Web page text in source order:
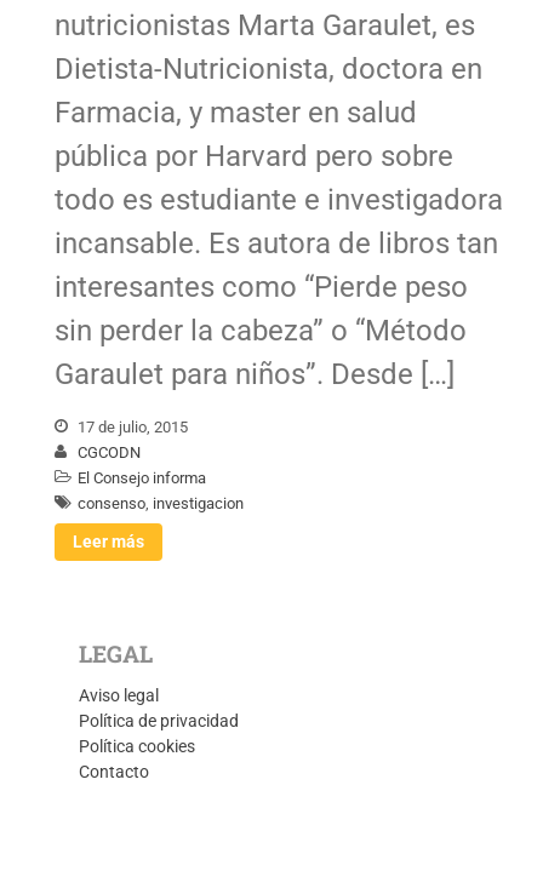
nutricionistas Marta Garaulet, es
Dietista-Nutricionista, doctora en
Farmacia, y master en salud
pública por Harvard pero sobre
todo es estudiante e investigadora
incansable. Es autora de libros tan
interesantes como “Pierde peso
sin perder la cabeza” o “Método
Garaulet para niños”. Desde […]
17 de julio, 2015
CGCODN
El Consejo informa
consenso investigacion
Leer más
LEGAL
Aviso legal
Política de privacidad
Política cookies
Contacto